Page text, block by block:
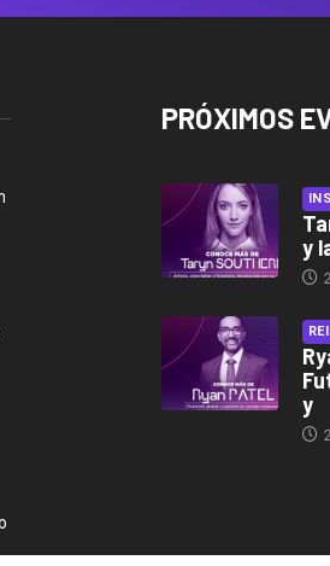
PRÓXIMOS
y
y